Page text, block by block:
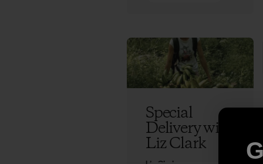
Special
Delivery with
Liz Clark